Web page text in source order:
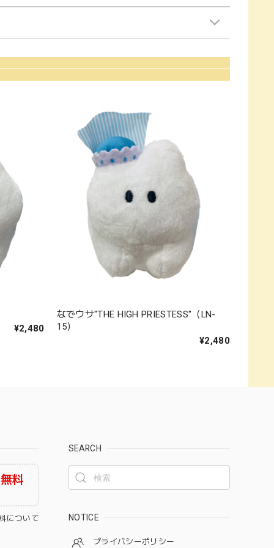
¥2,480
なでウサ"THE HIGH PRIESTESS"（LN-
15）
¥2,480
料
について
SEARCH
NOTICE
プライバシーポリシー